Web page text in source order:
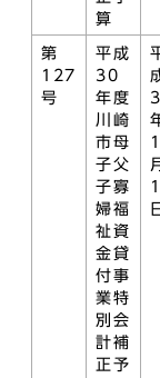
算
第
127
号
平成
30
年度
川崎
市母
子父
子寡
婦福
祉資
金貸
付事
業特
別会
計補
正予